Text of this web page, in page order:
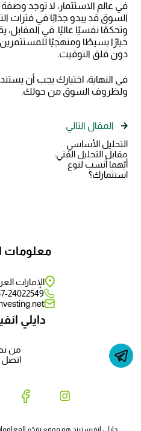
في عالم الاستثمار، لا توجد
السوق قد يبدو جذابًا في فترات
خيارًا بسيطًا ومنهجيًا
دون قلق التوقيت.
في النهاية، اختيارك يجب أن
ولظروف السوق من حولك.
المقال التالي
التحليل الأساسي
مقابل التحليل الفني:
أيّهما أنسب لنوع
استثمارك؟
دايلي
من
اتصل
معلومات
الإمارات
24022549+
دايلي انفيستينج هو موقع يقدّم